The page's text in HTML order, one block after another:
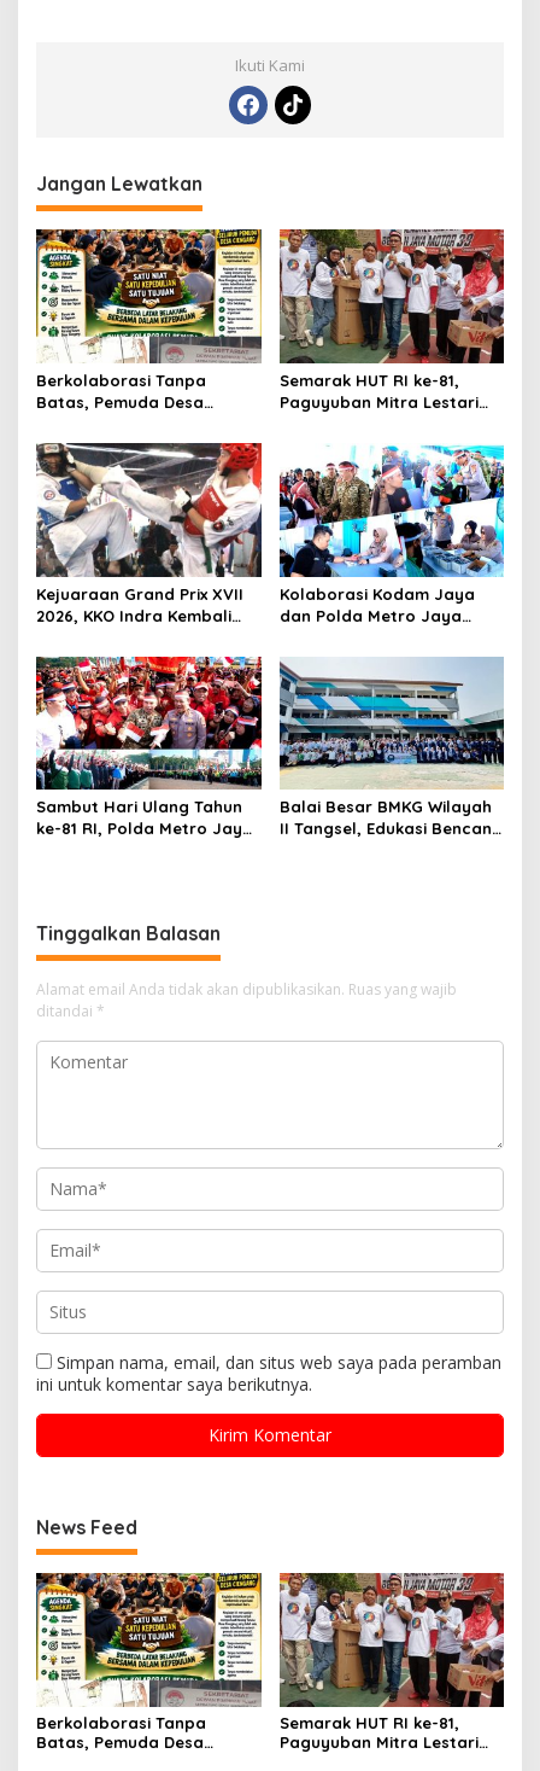
Ikuti Kami
Jangan Lewatkan
Berkolaborasi Tanpa
Batas, Pemuda Desa
Nyata untuk Kemajuan
Desa
Semarak HUT RI ke-81,
Paguyuban Mitra Lestari
Kejuaraan Grand Prix XVII
2026, KKO Indra Kembali
Kolaborasi Kodam Jaya
dan Polda Metro Jaya
Sambut Hari Ulang Tahun
ke-81 RI, Polda Metro Jaya
Balai Besar BMKG Wilayah
II Tangsel, Edukasi Bencana
Tinggalkan Balasan
Alamat email Anda tidak akan dipublikasikan. Ruas yang wajib
ditandai *
Simpan nama, email, dan situs web saya pada peramban
ini untuk komentar saya berikutnya.
News Feed
Berkolaborasi Tanpa
Batas, Pemuda Desa
Semarak HUT RI ke-81,
Paguyuban Mitra Lestari